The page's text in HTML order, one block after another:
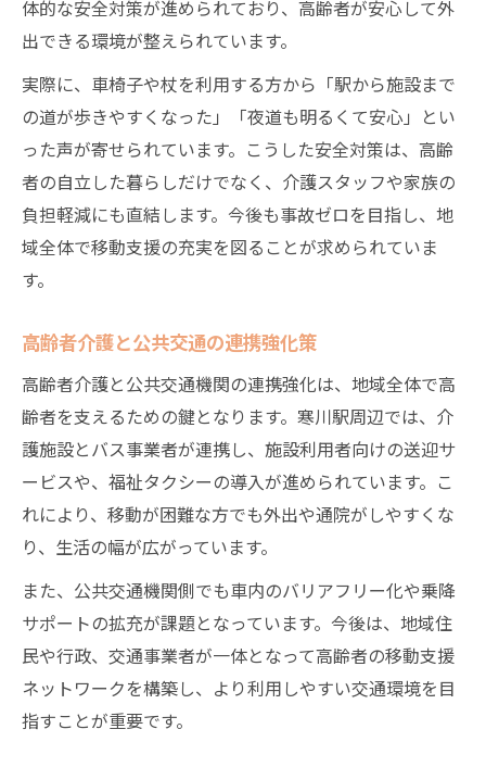
体的な安全対策が進められており、高齢者が安心して外
出できる環境が整えられています。
実際に、車椅子や杖を利用する方から「駅から施設まで
の道が歩きやすくなった」「夜道も明るくて安心」とい
った声が寄せられています。こうした安全対策は、高齢
者の自立した暮らしだけでなく、介護スタッフや家族の
負担軽減にも直結します。今後も事故ゼロを目指し、地
域全体で移動支援の充実を図ることが求められていま
す。
高齢者介護と公共交通の連携強化策
高齢者介護と公共交通機関の連携強化は、地域全体で高
齢者を支えるための鍵となります。寒川駅周辺では、介
護施設とバス事業者が連携し、施設利用者向けの送迎サ
ービスや、福祉タクシーの導入が進められています。こ
れにより、移動が困難な方でも外出や通院がしやすくな
り、生活の幅が広がっています。
また、公共交通機関側でも車内のバリアフリー化や乗降
サポートの拡充が課題となっています。今後は、地域住
民や行政、交通事業者が一体となって高齢者の移動支援
ネットワークを構築し、より利用しやすい交通環境を目
指すことが重要です。